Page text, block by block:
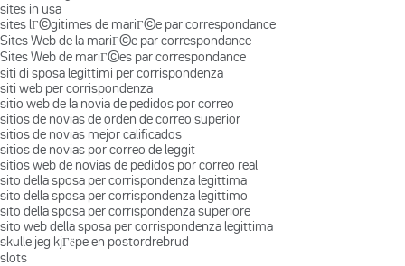
sites in usa
sites lГ©gitimes de mariГ©e par correspondance
Sites Web de la mariГ©e par correspondance
Sites Web de mariГ©es par correspondance
siti di sposa legittimi per corrispondenza
siti web per corrispondenza
sitio web de la novia de pedidos por correo
sitios de novias de orden de correo superior
sitios de novias mejor calificados
sitios de novias por correo de leggit
sitios web de novias de pedidos por correo real
sito della sposa per corrispondenza legittima
sito della sposa per corrispondenza legittimo
sito della sposa per corrispondenza superiore
sito web della sposa per corrispondenza legittima
skulle jeg kjГёpe en postordrebrud
slots